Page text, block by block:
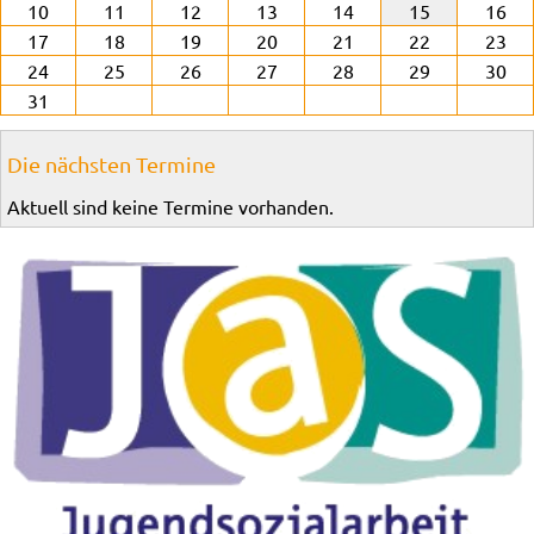
10
11 12 13 14 15
16
17
18 19 20 21 22
23
24
25 26 27 28 29
30
31
Die nächsten Termine
Aktuell sind keine Termine vorhanden.